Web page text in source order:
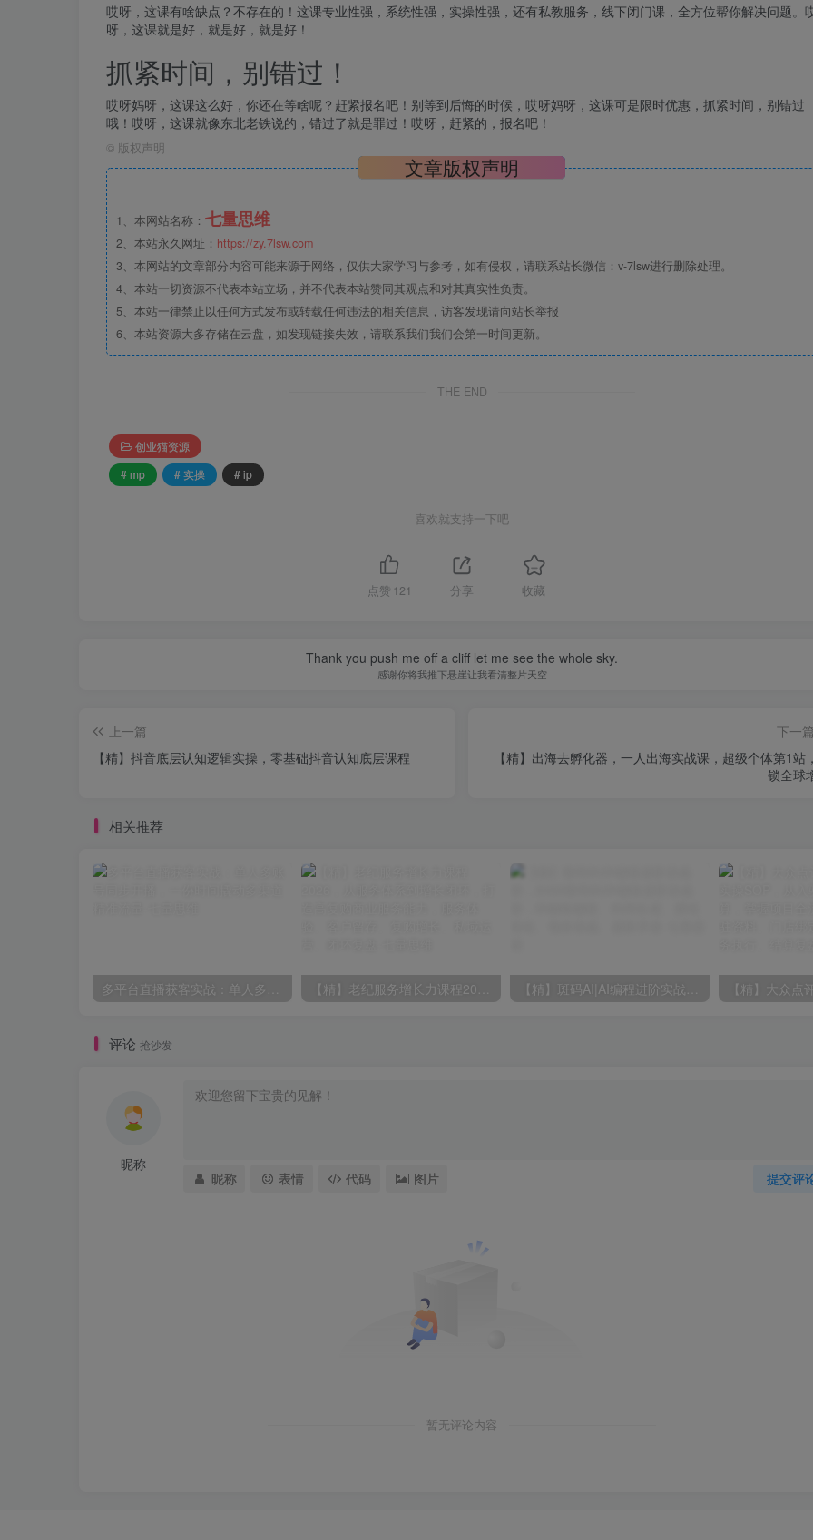
哎呀，这课有啥缺点？不存在的！这课专业性强，系统性强，实操性强，还有私教服务，线下闭门课，全方位帮你解决问题。
呀，这课就是好，就是好，就是好！
抓紧时间，别错过！
哎呀妈呀，这课这么好，你还在等啥呢？赶紧报名吧！别等到后悔的时候，哎呀妈呀，这课可是限时优惠，抓紧时间，别错过
哦！哎呀，这课就像东北老铁说的，错过了就是罪过！哎呀，赶紧的，报名吧！
© 版权声明
文章版权声明
1、本网站名称： 七量思维
2、本站永久网址： https://zy.7lsw.com
3、本网站的文章部分内容可能来源于网络，仅供大家学习与参考，如有侵权，请联系站长微信：v-7lsw进行删除处理。
4、本站一切资源不代表本站立场，并不代表本站赞同其观点和对其真实性负责。
5、本站一律禁止以任何方式发布或转载任何违法的相关信息，访客发现请向站长举报
6、本站资源大多存储在云盘，如发现链接失效，请联系我们我们会第一时间更新。
THE END
创业猫资源
# mp
# 实操 # ip
喜欢就支持一下吧
点赞 121 分享 收藏
Thank you push me off a cliff let me see the whole sky.
感谢你将我推下悬崖让我看清整片天空
上一篇
【精】抖音底层认知逻辑实操，零基础抖音认知底层课程
下一
【精】出海去孵化器，一人出海实战课，​超级个体第1站
锁全球
相关推荐
多平台直播获客实战：单人多账号同步开播，一份时间撬动多渠道精准流量 【精】老纪服务增长力课程2026，从服务体系到增长闭环，打造高复购商业服务能力，服务体验、客户留存、复购增长、私域运营、闭环复盘 【精】斑码AI|AI编程进阶实战营，2026斑码AI|AI编程进阶实战营，AI辅助编程、代码生成、调试优化、项目实战、进阶开发
评论 抢沙发
昵称
提交评
昵称 表情 代码 图片
暂无评论内容